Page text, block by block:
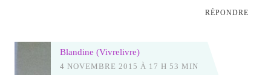
RÉPONDRE
Blandine (Vivrelivre)
4 NOVEMBRE 2015 À 17 H 53 MIN